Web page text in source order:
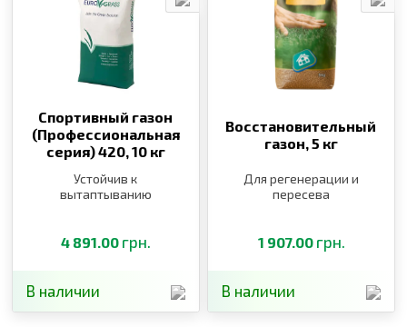
Спортивный газон
(Профессиональная
серия) 420,10 кг
Устойчив к
вытаптыванию
4 891.00 грн.
В наличии
Восстановительный
газон,5 кг
Для регенерации и
пересева
1 907.00 грн.
В наличии